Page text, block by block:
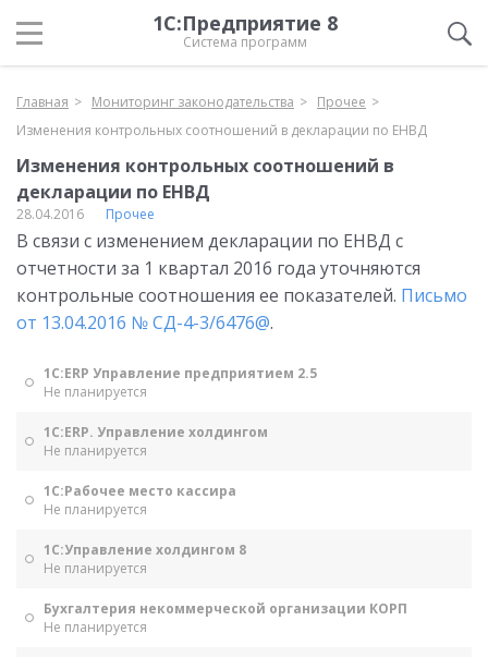
1С:Предприятие 8
Система программ
Главная Мониторинг законодательства
Прочее
Изменения контрольных соотношений в декларации по ЕНВД
Изменения контрольных соотношений в
декларации по ЕНВД
28.04.2016 Прочее
В связи с изменением декларации по ЕНВД с
отчетности за 1 квартал 2016 года уточняются
контрольные соотношения ее показателей. Письмо
от 13.04.2016 № СД-4-3/6476@.
1С:ERP Управление предприятием 2.5
Не планируется
1С:ERP. Управление холдингом
Не планируется
1С:Рабочее место кассира
Не планируется
1С:Управление холдингом 8
Не планируется
Бухгалтерия некоммерческой организации КОРП
Не планируется